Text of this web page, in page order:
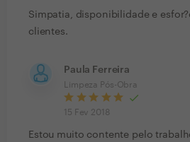
Simpatia, disponibilidade e
clientes.
Paula Ferreira
Limpeza Pós-Obra
15 Fev 2018
Estou muito contente pelo